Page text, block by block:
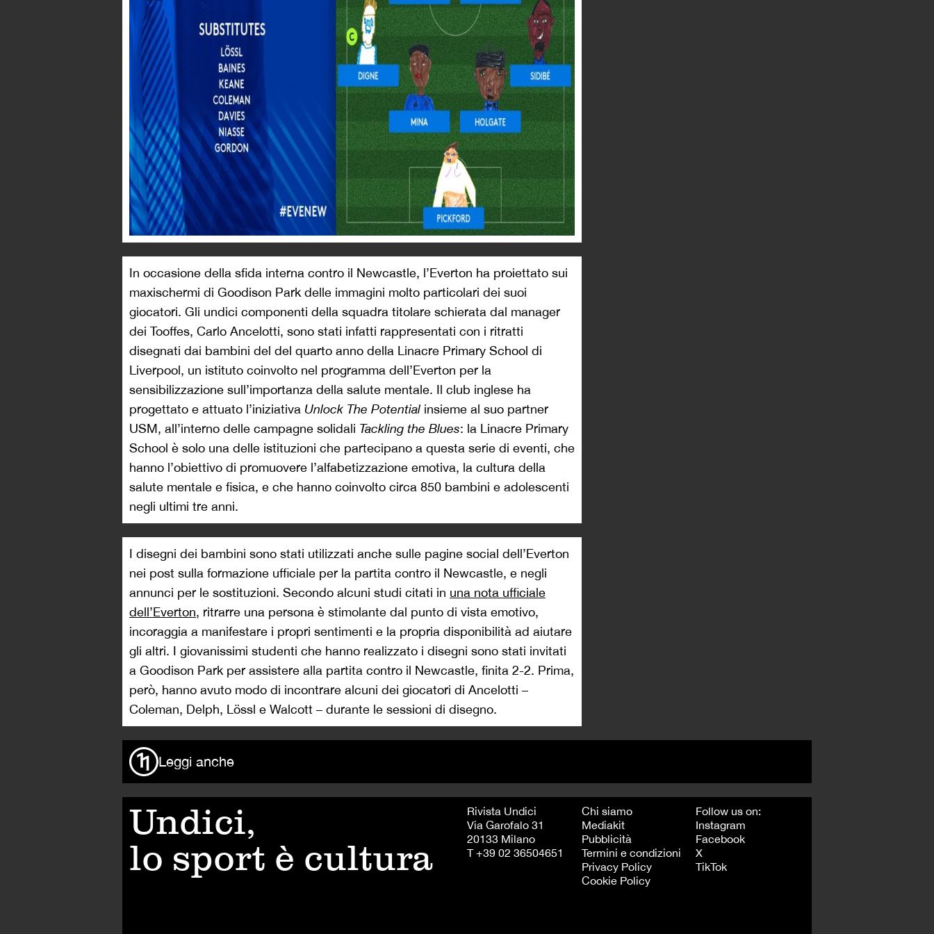
In occasione della sfida interna contro il Newcastle, l’Everton ha proiettato sui
maxischermi di Goodison Park delle immagini molto particolari dei suoi
giocatori. Gli undici componenti della squadra titolare schierata dal manager
dei Tooffes, Carlo Ancelotti, sono stati infatti rappresentati con i ritratti
disegnati dai bambini del del quarto anno della Linacre Primary School di
Liverpool, un istituto coinvolto nel programma dell’Everton per la
sensibilizzazione sull’importanza della salute mentale. Il club inglese ha
progettato e attuato l’iniziativa Unlock The Potential insieme al suo partner
USM, all’interno delle campagne solidali Tackling the Blues: la Linacre Primary
School è solo una delle istituzioni che partecipano a questa serie di eventi, che
hanno l’obiettivo di promuovere l’alfabetizzazione emotiva, la cultura della
salute mentale e fisica, e che hanno coinvolto circa 850 bambini e adolescenti
negli ultimi tre anni.
I disegni dei bambini sono stati utilizzati anche sulle pagine social dell’Everton
nei post sulla formazione ufficiale per la partita contro il Newcastle, e negli
annunci per le sostituzioni. Secondo alcuni studi citati in una nota ufficiale
dell’Everton, ritrarre una persona è stimolante dal punto di vista emotivo,
incoraggia a manifestare i propri sentimenti e la propria disponibilità ad aiutare
gli altri. I giovanissimi studenti che hanno realizzato i disegni sono stati invitati
a Goodison Park per assistere alla partita contro il Newcastle, finita 2-2. Prima,
però, hanno avuto modo di incontrare alcuni dei giocatori di Ancelotti –
Coleman, Delph, Lössl e Walcott – durante le sessioni di disegno.
Leggi anche
Undici,
lo sport è cultura
Rivista Undici
Via Garofalo 31
20133 Milano
T +39 02 36504651
Chi siamo
Mediakit
Pubblicità
Termini e condizioni
Privacy Policy
Cookie Policy
Follow us on:
Instagram
Facebook
X
TikTok